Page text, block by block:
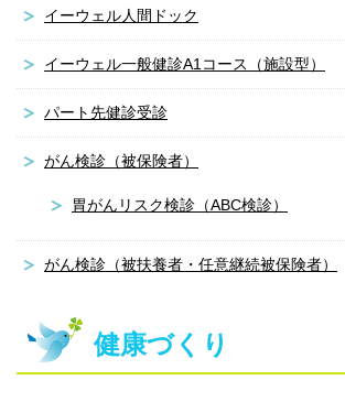
イーウェル人間ドック
イーウェル一般健診A1コース（施設型）
パート先健診受診
がん検診（被保険者）
胃がんリスク検診（ABC検診）
がん検診（被扶養者・任意継続被保険者）
健康づくり